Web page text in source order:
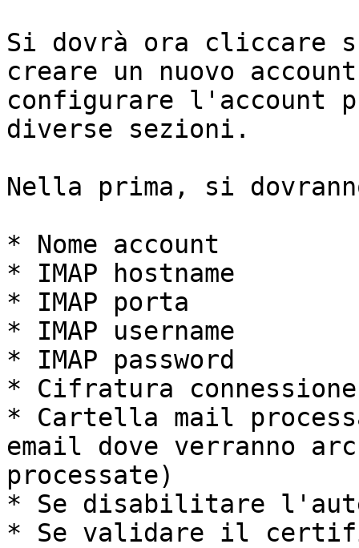
Si dovrà ora cliccare
creare un nuovo
configurare l'account
diverse sezioni.
Nella prima, si
* Nome account
* IMAP hostname
* IMAP porta
* IMAP username
* IMAP password
* Cifratura connessione
* Cartella mail
email dove verranno
processate)
* Se disabilitare
* Se validare il